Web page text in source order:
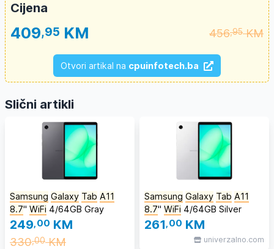
Cijena
409,95 KM 456,95KM
Otvori artikal na cpuinfotech.ba
Slični artikli
Samsung Galaxy Tab A11
8.7'' WiFi 4/64GB Gray
249,00 KM
330,00KM
Samsung Galaxy Tab A11
8.7'' WiFi 4/64GB Silver
261,00 KM
univerzalno.com